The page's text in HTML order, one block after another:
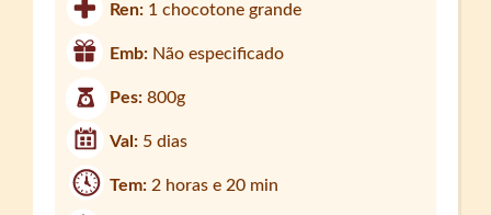
Ren: 1 chocotone grande
Emb: Não especificado
Pes:800g
Val: 5 dias
Tem:2 horas e 20 min